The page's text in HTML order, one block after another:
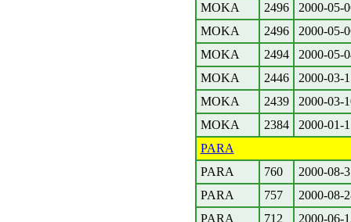
MOKA
2496
2000-05-
MOKA
2496
2000-05-
MOKA
2494
2000-05-
MOKA
2446
2000-03-
MOKA
2439
2000-03-
MOKA
2384
2000-01-
PARA
PARA
760
2000-08-
PARA
757
2000-08-
PARA
712
2000-06-